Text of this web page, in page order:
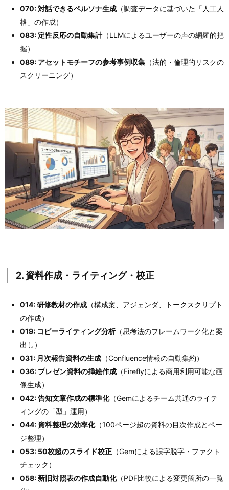
070: 対話できるペルソナ生成 （調査データに基づいた「人工人
格」の作成）
083: 定性反応の自動集計（LLMによるユーザーの声の網羅的把
握）
089: アセットモチーフの参考事例収集 （法的・倫理的リスクの
スクリーニング）
2. 資料作成・ライティング・校正
014: 研修教材の作成 （構成案、アジェンダ、トークスクリプト
の作成）
019: コピーライティング分析（思考法のフレームワーク化と案
出し）
031: 月次報告資料の生成 （Confluence情報の自動集約）
036: プレゼン資料の挿絵作成 （Fireflyによる商用利用可能な画
像生成）
042: 告知文章作成の標準化（Gemによるチーム共通のライテ
ィングの「型」運用）
044: 資料整理の効率化（100ページ超の資料の目次作成とペー
ジ整理）
053: 50枚超のスライド校正 （Gemによる誤字脱字・ファクト
チェック）
058: 新旧対照表の作成自動化（PDF比較による変更箇所の一覧